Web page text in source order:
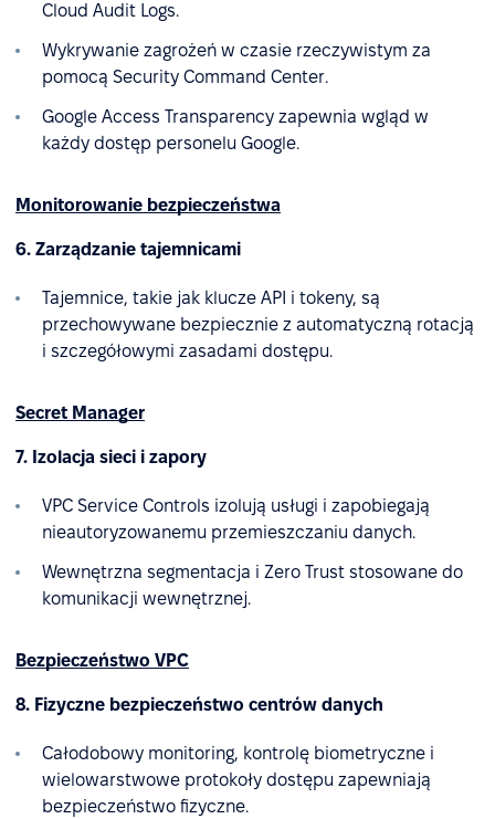
Cloud Audit Logs.
Wykrywanie zagrożeń w czasie rzeczywistym za
pomocą Security Command Center.
Google Access Transparency zapewnia wgląd w
każdy dostęp personelu Google.
Monitorowanie bezpieczeństwa
6. Zarządzanie tajemnicami
Tajemnice, takie jak klucze API i tokeny, są
przechowywane bezpiecznie z automatyczną rotacją
i szczegółowymi zasadami dostępu.
Secret Manager
7. Izolacja sieci i zapory
VPC Service Controls izolują usługi i zapobiegają
nieautoryzowanemu przemieszczaniu danych.
Wewnętrzna segmentacja i Zero Trust stosowane do
komunikacji wewnętrznej.
Bezpieczeństwo VPC
8. Fizyczne bezpieczeństwo centrów danych
Całodobowy monitoring, kontrolę biometryczne i
wielowarstwowe protokoły dostępu zapewniają
bezpieczeństwo fizyczne.